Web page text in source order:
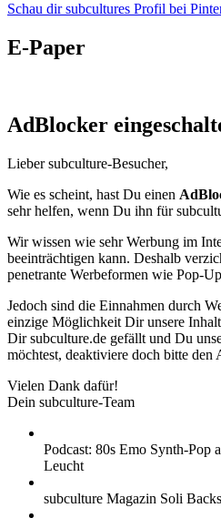
Schau dir subcultures Profil bei
E-Paper
AdBlocker
Lieber subculture-Besucher,
Wie es scheint, hast Du einen
sehr helfen, wenn Du ihn für
Wir wissen wie sehr Werbung im
beeinträchtigen kann. Deshalb
penetrante Werbeformen wie Pop-
Jedoch sind die Einnahmen durch
einzige Möglichkeit Dir unsere
Dir subculture.de gefällt und Du
möchtest, deaktiviere doch bitte den
Vielen Dank dafür!
Dein subculture-Team
Podcast: 80s Emo Synth-Pop
Leucht
subculture Magazin Soli